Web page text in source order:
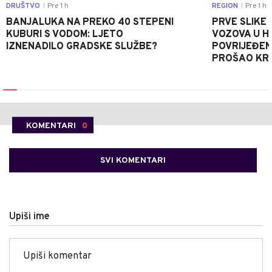
DRUŠTVO Pre 1 h
BANJALUKA NA PREKO 40 STEPENI
KUBURI S VODOM: LJETO
IZNENADILO GRADSKE SLUŽBE?
REGION Pre 1 h
PRVE SLIKE
VOZOVA U
PROŠAO
KOMENTARI 0
SVI KOMENTARI
Upiši ime